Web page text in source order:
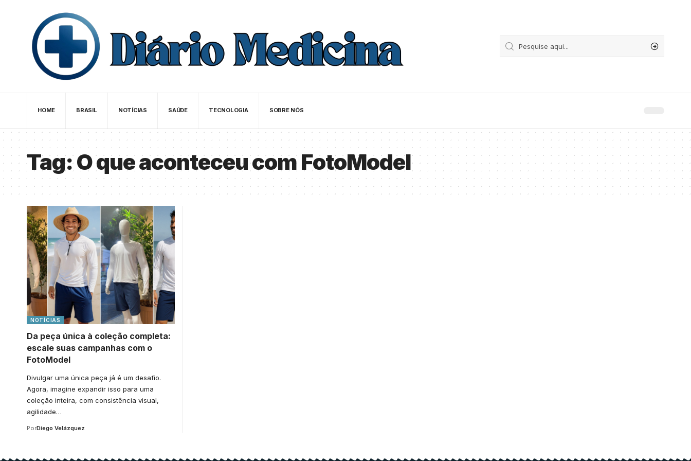
HOME BRASIL NOTÍCIAS SAÚDE TECNOLOGIA SOBRE NÓS
Tag:O que aconteceu com FotoModel
NOTÍCIAS
Da peça única à coleção completa:
escale suas campanhas com o
FotoModel
Divulgar uma única peça já é um desafio.
Agora, imagine expandir isso para uma
coleção inteira, com consistência visual,
agilidade…
PorDiego Velázquez